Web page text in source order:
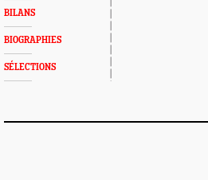
BILANS
BIOGRAPHIES
SÉLECTIONS